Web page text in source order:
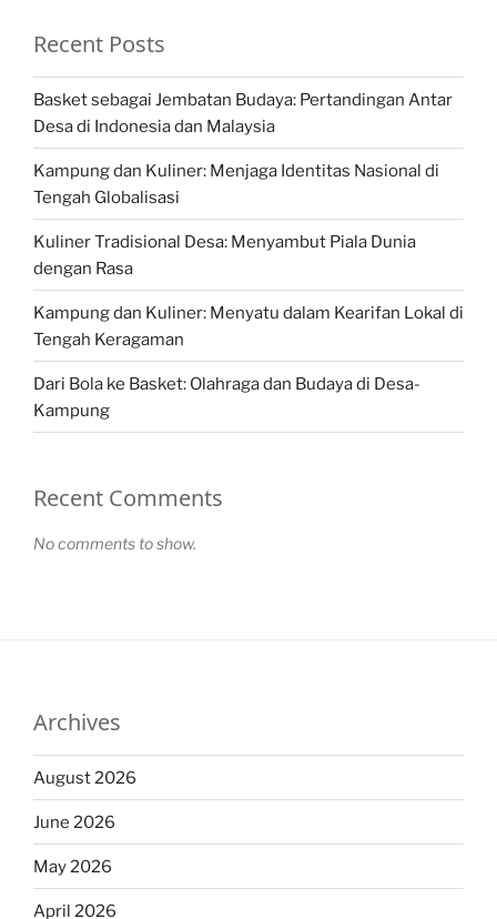
Recent Posts
Basket sebagai Jembatan Budaya: Pertandingan Antar
Desa di Indonesia dan Malaysia
Kampung dan Kuliner: Menjaga Identitas Nasional di
Tengah Globalisasi
Kuliner Tradisional Desa: Menyambut Piala Dunia
dengan Rasa
Kampung dan Kuliner: Menyatu dalam Kearifan Lokal di
Tengah Keragaman
Dari Bola ke Basket: Olahraga dan Budaya di Desa-
Kampung
Recent Comments
No comments to show.
Archives
August 2026
June 2026
May 2026
April 2026